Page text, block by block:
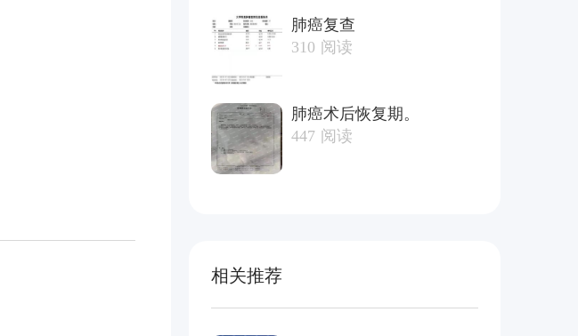
肺癌复查
310 阅读
肺癌术后恢复期。
447 阅读
相关推荐